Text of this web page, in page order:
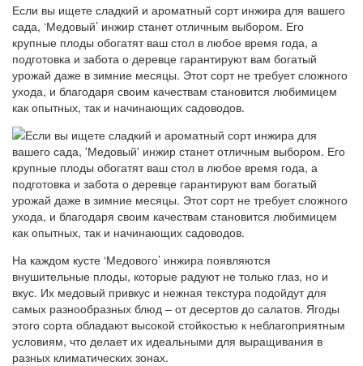
Если вы ищете сладкий и ароматный сорт инжира для вашего
сада, ‘Медовый’ инжир станет отличным выбором. Его
крупные плоды обогатят ваш стол в любое время года, а
подготовка и забота о деревце гарантируют вам богатый
урожай даже в зимние месяцы. Этот сорт не требует сложного
ухода, и благодаря своим качествам становится любимицем
как опытных, так и начинающих садоводов.
На каждом кусте ‘Медового’ инжира появляются
внушительные плоды, которые радуют не только глаз, но и
вкус. Их медовый привкус и нежная текстура подойдут для
самых разнообразных блюд – от десертов до салатов. Ягоды
этого сорта обладают высокой стойкостью к неблагоприятным
условиям, что делает их идеальными для выращивания в
разных климатических зонах.